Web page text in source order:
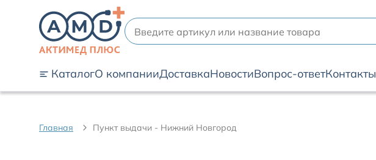
КаталогО компанииДоставкаНовостиВопрос-ответКонтакты
Главная Пункт выдачи - Нижний Новгород